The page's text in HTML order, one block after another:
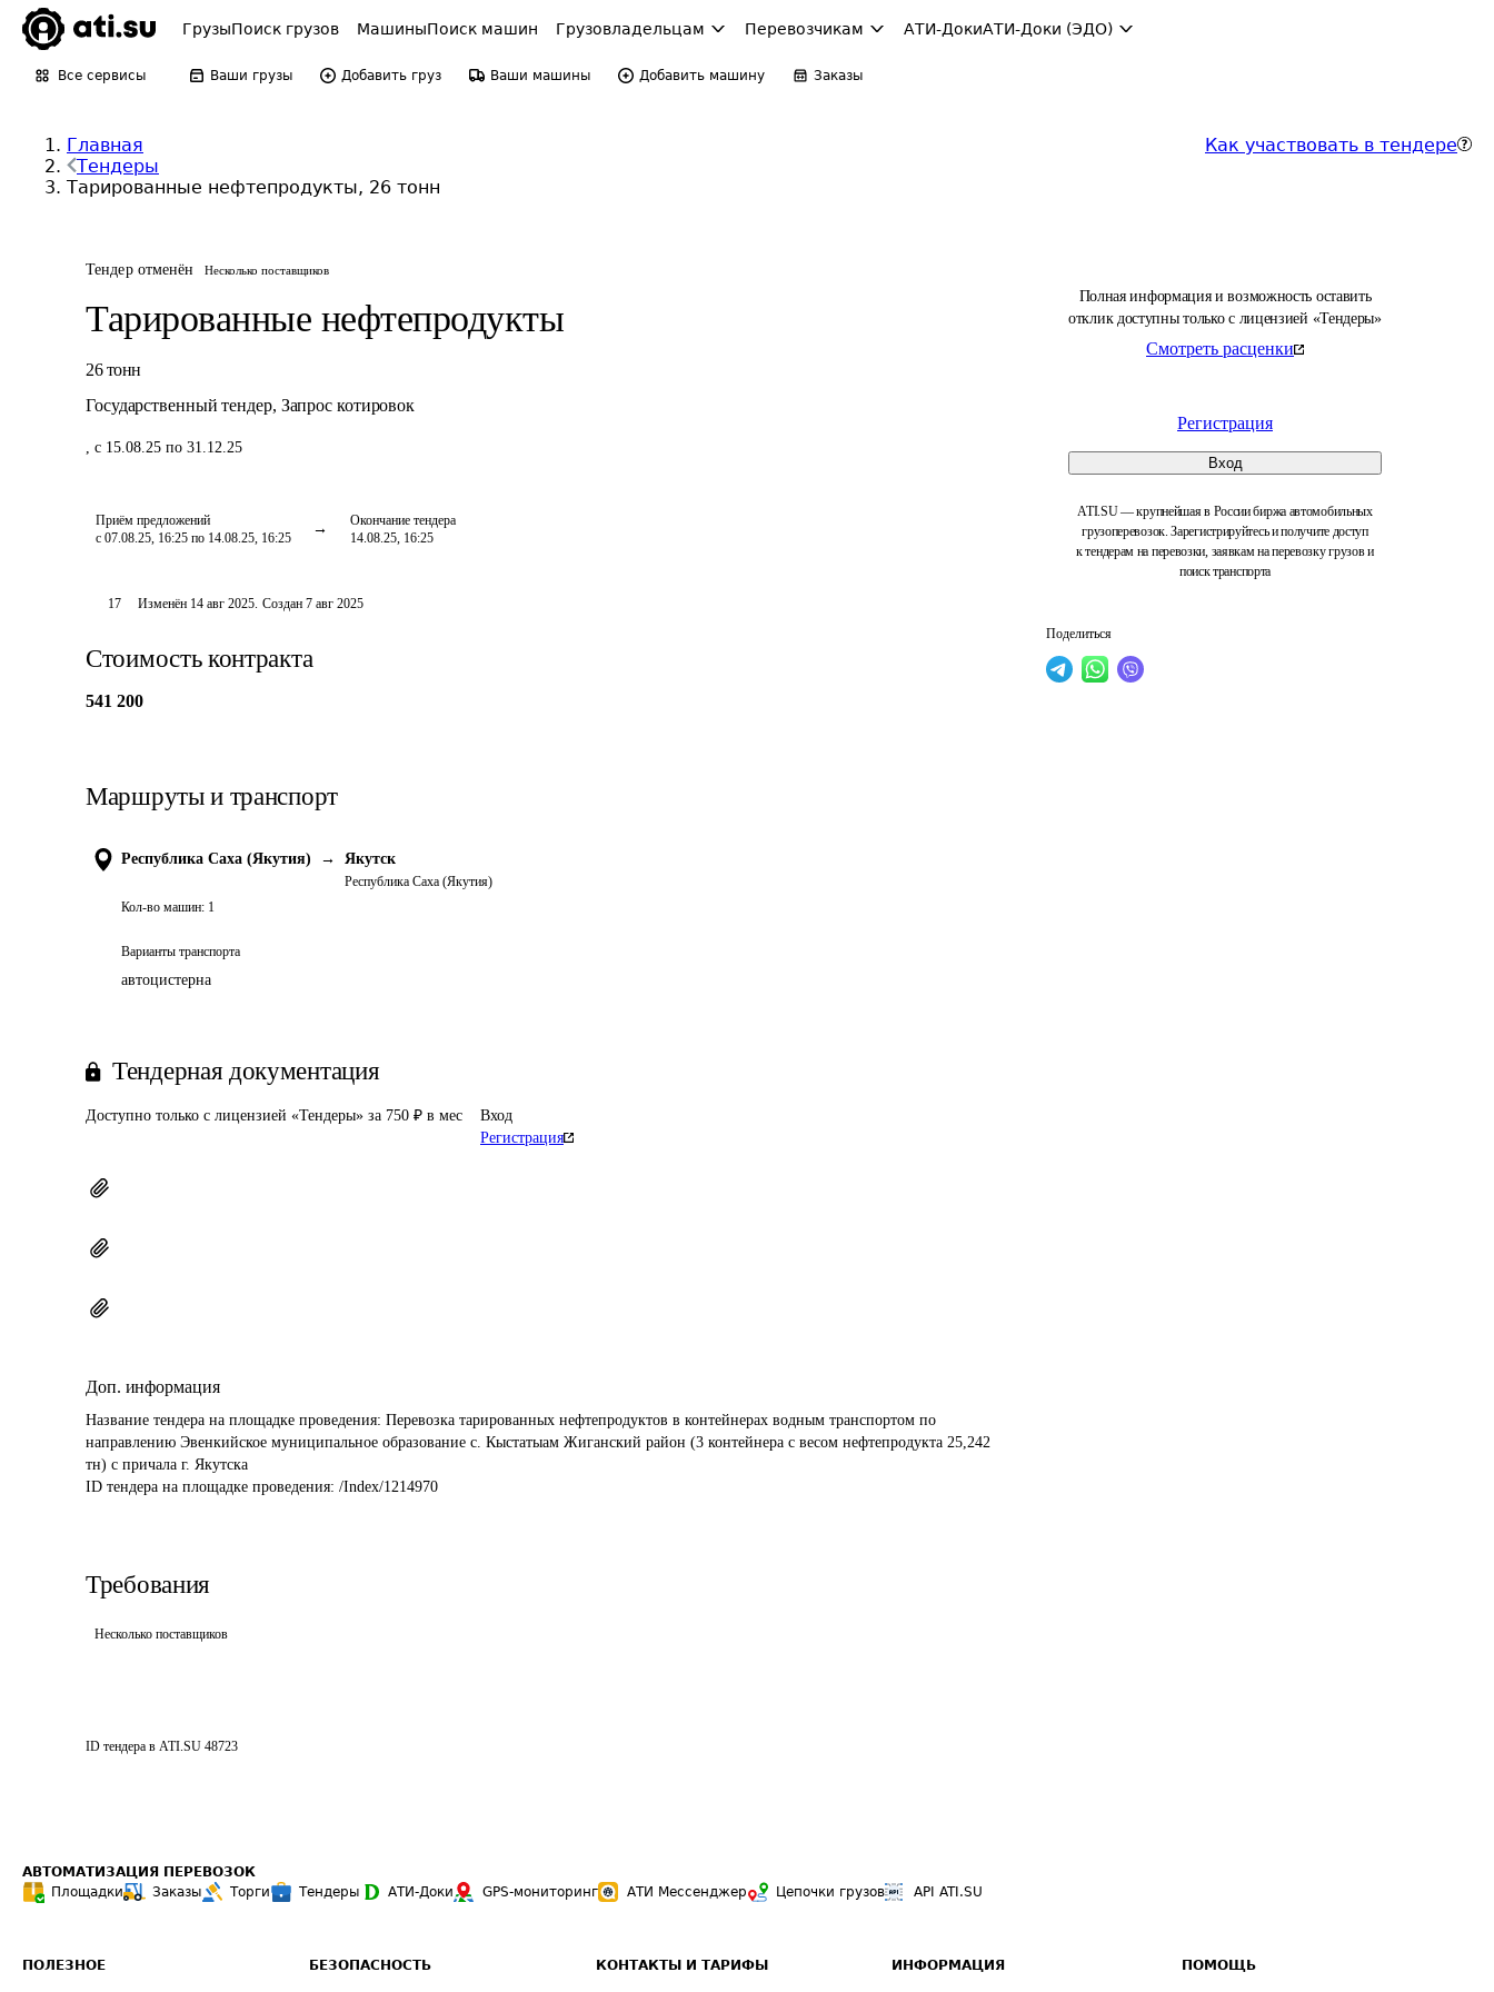
ГрузыПоиск грузов МашиныПоиск машин Грузовладельцам Перевозчикам АТИ-ДокиАТИ-Доки (ЭДО)
Все сервисы Ваши грузы Добавить груз Ваши машины Добавить машину Заказы
Главная
Тендеры
Тарированные нефтепродукты, 26 тонн
Как участвовать в тендере
Тендер отменён Несколько поставщиков
Тарированные нефтепродукты
26 тонн
Государственный тендер, Запрос котировок
, с 15.08.25 по 31.12.25
Приём предложений
с 07.08.25, 16:25 по 14.08.25, 16:25
Окончание тендера
14.08.25, 16:25
Полная информация и возможность оставить
отклик доступны только с лицензией «Тендеры»
Смотреть расценки
Регистрация
Вход
ATI.SU — крупнейшая в России биржа автомобильных
грузоперевозок. Зарегистрируйтесь и получите доступ
к тендерам на перевозки, заявкам на перевозку грузов и
поиск транспорта
Поделиться
17 Изменён 14 авг 2025. Создан 7 авг 2025
Стоимость контракта
541 200
Маршруты и транспорт
Республика Саха (Якутия) → Якутск
Республика Саха (Якутия)
Кол-во машин: 1
Варианты транспорта
автоцистерна
Тендерная документация
Доступно только с лицензией «Тендеры» за 750 ₽ в мес
Вход
Регистрация
Доп. информация
Название тендера на площадке проведения: Перевозка тарированных нефтепродуктов в контейнерах водным транспортом по
направлению Эвенкийское муниципальное образование с. Кыстатыам Жиганский район (3 контейнера с весом нефтепродукта 25,242
тн) с причала г. Якутска
ID тендера на площадке проведения: /Index/1214970
Требования
Несколько поставщиков
ID тендера в ATI.SU 48723
АВТОМАТИЗАЦИЯ ПЕРЕВОЗОК
Площадки
Заказы Торги Тендеры АТИ-Доки GPS-мониторинг АТИ Мессенджер Цепочки грузов API ATI.SU
ПОЛЕЗНОЕ БЕЗОПАСНОСТЬ КОНТАКТЫ И ТАРИФЫ ИНФОРМАЦИЯ ПОМОЩЬ